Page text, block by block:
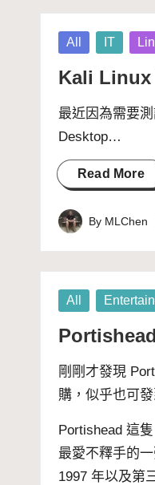
Posted
All IT
Kali Linux
最近因為需要
Desktop…
Read More
Posted
by
By MLChen
Posted
All
剛剛才發現
購 ，似乎也可
Portishead 這
最愛不釋手的
1997 年以及第